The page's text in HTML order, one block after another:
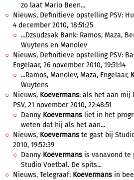
zo laat Mario Been...
Nieuws, Definitieve opstelling PSV:
4 december 2010, 18:51:25
...Dzsudzsak Bank: Ramos, Maza,
Wuytens en Manolev
Nieuws, Definitieve opstelling PSV:
Engelaar, 26 november 2010, 19:51:14
...Ramos, Manolev, Maza, Engelaar,
Wuytens
Nieuws, Koevermans: als het aan mij
PSV, 21 november 2010, 22:48:51
Danny Koevermans liet in het
weten dat hij als het aan...
Nieuws, Koevermans te gast bij
2010, 19:52:39
Danny Koevermans is vanavond te
Studio Voetbal. De spits...
Nieuws, Telegraaf: Koevermans in